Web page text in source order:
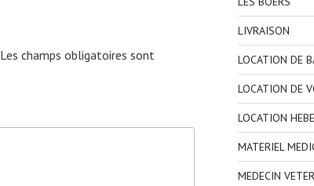
Les champs obligatoires sont
LIVRAISON
LOCATION DE
LOCATION DE
LOCATION
MATERIEL
MEDECIN